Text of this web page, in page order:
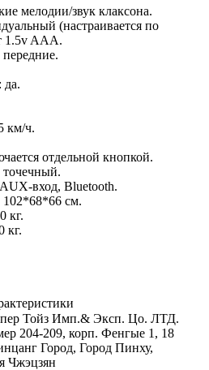
мелодии/звук клаксона.
(настраивается по
1.5v AAА.
да.
км/ч.
отдельной кнопкой.
точечный.
вход, Bluetooth.
102*68*66 см.
кг.
кг.
Тойз Имп.& Эксп. Цо. ЛТД.
204-209, корп. Фенгые 1, 18
Город, Город Пинху,
Чжэцзян